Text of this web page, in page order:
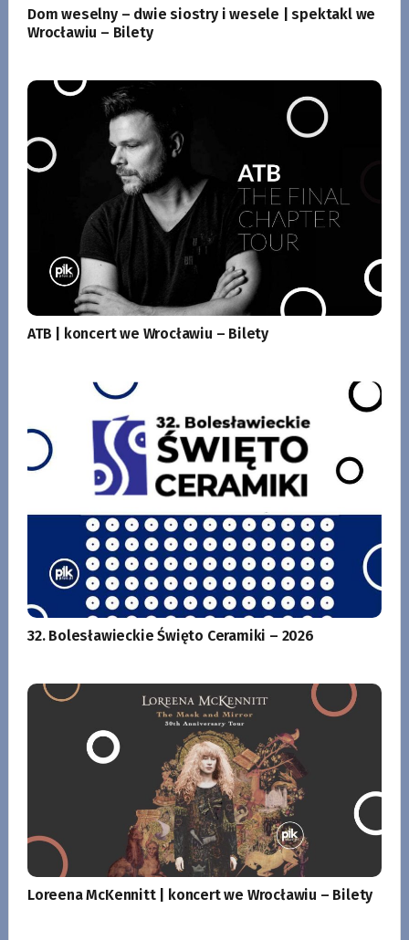
Dom weselny – dwie siostry i wesele | spektakl we
Wrocławiu – Bilety
ATB | koncert we Wrocławiu – Bilety
32. Bolesławieckie Święto Ceramiki – 2026
Loreena McKennitt | koncert we Wrocławiu – Bilety